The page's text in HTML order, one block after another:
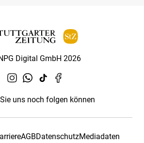
Digital GmbH 2026
uns noch folgen können
AGBDatenschutzMediadaten